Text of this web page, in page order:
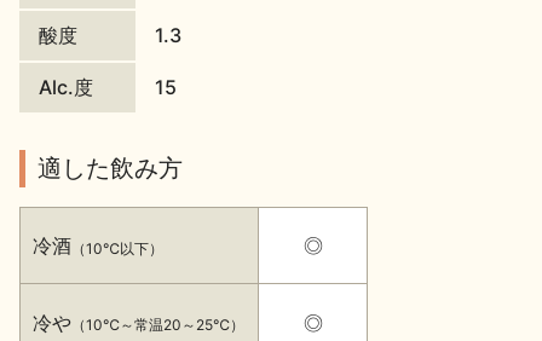
日本酒の楽しみ方特集
地酒・イベント情報
イベント情報TOP 新商品・おすすめ商品
酸度 1.3
Alc.度 15
適した飲み方
冷酒 （10℃以下）
冷や （10℃～常温20～25℃）
◎
◎